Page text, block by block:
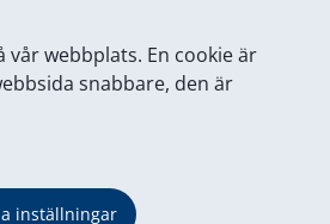
webbplats. En cookie är
snabbare, den är
inställningar